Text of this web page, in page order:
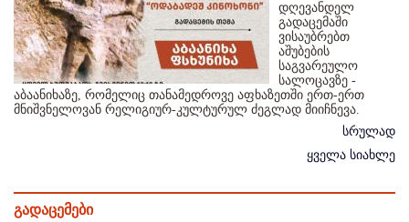
დღევანდელ
გადაცემაში
ვისაუბრებთ
აშუბების
საგვარეულო
სალოცავზე -
აბაანიხაზე, რომელიც თანამედროვე აფხაზეთში ერთ-ერთ
მნიშვნელოვან რელიგიურ-კულტურულ ძეგლად მიიჩნევა.
სრულად
ყველა სიახლე
გადაცემები